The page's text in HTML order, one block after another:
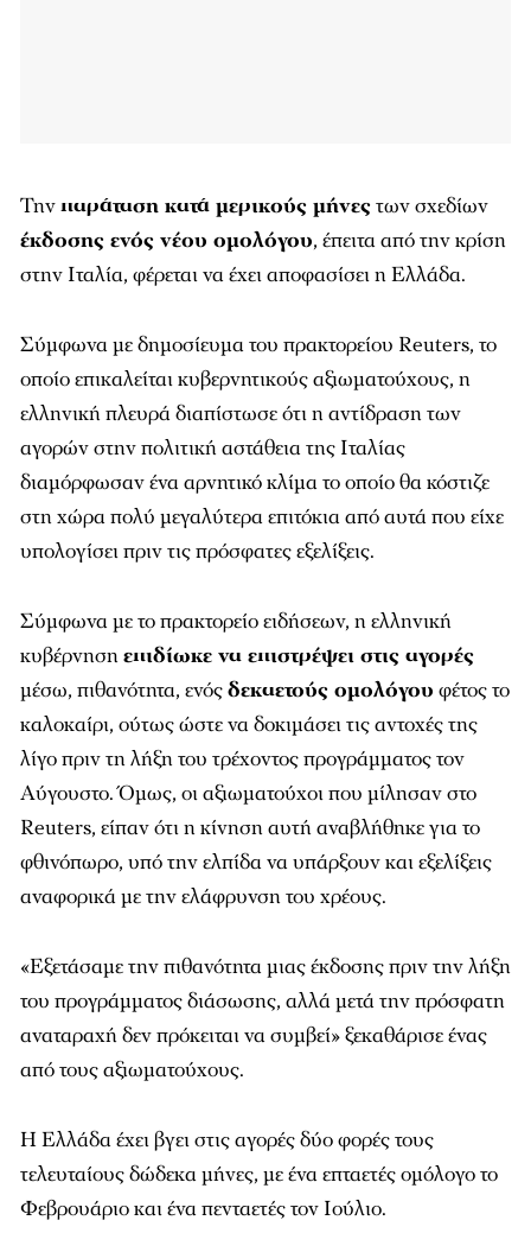
Τηνπαράταση κατά μερικούς μήνεςτων σχεδίων
έκδοσης ενός νέου ομολόγου, έπειτα από την κρίση
στην Ιταλία, φέρεται να έχει αποφασίσει η Ελλάδα.
Σύμφωνα με δημοσίευμα του πρακτορείου Reuters, το
οποίο επικαλείται κυβερνητικούς αξιωματούχους, η
ελληνική πλευρά διαπίστωσε ότι η αντίδραση των
αγορών στην πολιτική αστάθεια της Ιταλίας
διαμόρφωσαν ένα αρνητικό κλίμα το οποίο θα κόστιζε
στη χώρα πολύ μεγαλύτερα επιτόκια από αυτά που είχε
υπολογίσει πριν τις πρόσφατες εξελίξεις.
Σύμφωνα με το πρακτορείο ειδήσεων, η ελληνική
κυβέρνησηεπιδίωκε να επιστρέψει στις αγορές
μέσω, πιθανότητα, ενόςδεκαετούς ομολόγου φέτος το
καλοκαίρι, ούτως ώστε να δοκιμάσει τις αντοχές της
λίγο πριν τη λήξη του τρέχοντος προγράμματος τον
Αύγουστο. Όμως, οι αξιωματούχοι που μίλησαν στο
Reuters, είπαν ότι η κίνηση αυτή αναβλήθηκε για το
φθινόπωρο, υπό την ελπίδα να υπάρξουν και εξελίξεις
αναφορικά με την ελάφρυνση του χρέους.
«Εξετάσαμε την πιθανότητα μιας έκδοσης πριν την λήξη
του προγράμματος διάσωσης, αλλά μετά την πρόσφατη
αναταραχή δεν πρόκειται να συμβεί» ξεκαθάρισε ένας
από τους αξιωματούχους.
Η Ελλάδα έχει βγει στις αγορές δύο φορές τους
τελευταίους δώδεκα μήνες, με ένα επταετές ομόλογο το
Φεβρουάριο και ένα πενταετές τον Ιούλιο.